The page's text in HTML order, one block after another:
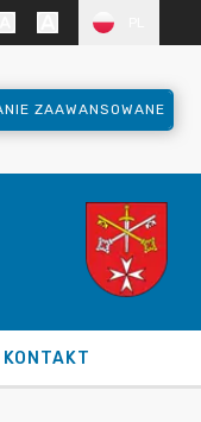
ZAAWANSOWANE
KONTAKT